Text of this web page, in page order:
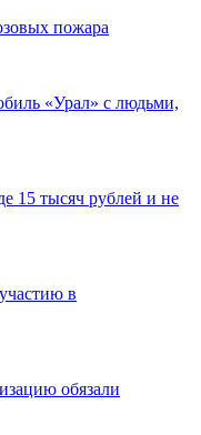
пожара
«Урал» с людьми,
15 тысяч рублей и не
в
обязали